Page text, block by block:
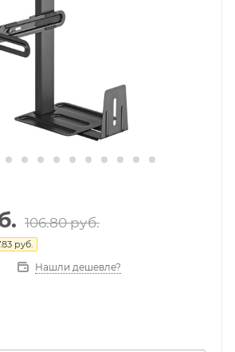
106.80руб.
руб.
Нашли дешевле?